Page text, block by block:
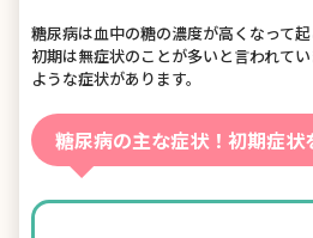
糖尿病は血中の糖の濃度が高くなって
初期は無症状のことが多いと言われて
ような症状があります。
糖尿病の主な症状！初期症状